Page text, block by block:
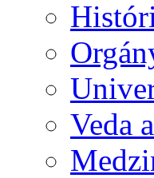
Veda